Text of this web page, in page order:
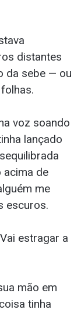
distantes
da sebe — ou
voz soando
lançado
acima de
me
escuros.
estragar a
mão em
tinha